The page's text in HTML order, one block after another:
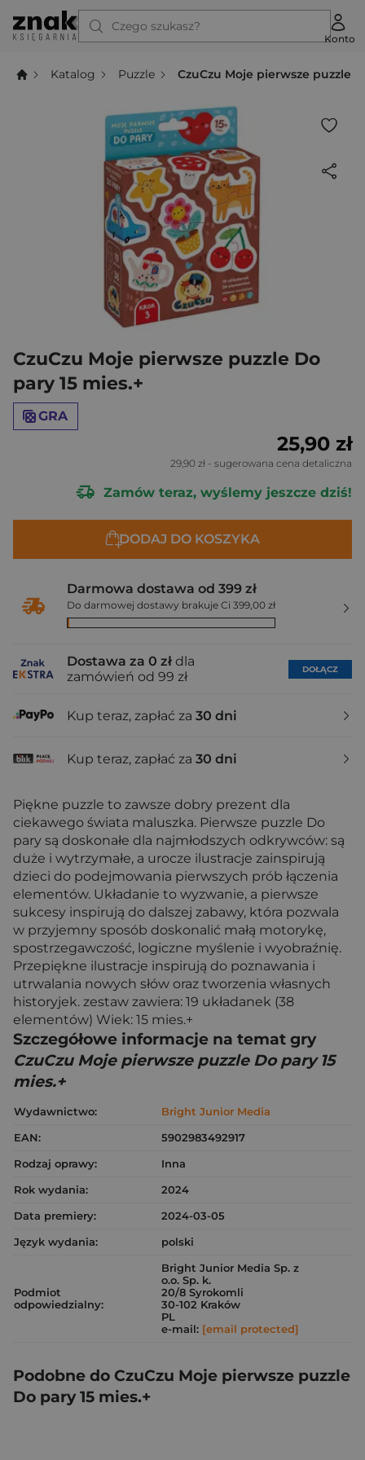
Czego szukasz?
Konto
Katalog Puzzle CzuCzu Moje pierwsze puzzle
CzuCzu Moje pierwsze puzzle Do
pary 15 mies.+
GRA
25,90 zł
29,90 zł - sugerowana cena detaliczna
Zamów teraz, wyślemy jeszcze dziś!
DODAJ DO KOSZYKA
Darmowa dostawa od 399 zł
Do darmowej dostawy brakuje Ci 399,00 zł
Dostawa za 0 zł dla
zamówień od 99 zł
DOŁĄCZ
Kup teraz, zapłać za 30 dni
Kup teraz, zapłać za 30 dni
Piękne puzzle to zawsze dobry prezent dla
ciekawego świata maluszka. Pierwsze puzzle Do
pary są doskonałe dla najmłodszych odkrywców: są
duże i wytrzymałe, a urocze ilustracje zainspirują
dzieci do podejmowania pierwszych prób łączenia
elementów. Układanie to wyzwanie, a pierwsze
sukcesy inspirują do dalszej zabawy, która pozwala
w przyjemny sposób doskonalić małą motorykę,
spostrzegawczość, logiczne myślenie i wyobraźnię.
Przepiękne ilustracje inspirują do poznawania i
utrwalania nowych słów oraz tworzenia własnych
historyjek. zestaw zawiera: 19 układanek (38
elementów) Wiek: 15 mies.+
Szczegółowe informacje na temat gry
CzuCzu Moje pierwsze puzzle Do pary 15
mies.+
Wydawnictwo:
Bright Junior Media
EAN:
5902983492917
Rodzaj oprawy:
Inna
Rok wydania:
2024
Data premiery:
2024-03-05
Język wydania:
polski
Podmiot
odpowiedzialny:
Bright Junior Media Sp. z
o.o. Sp. k.
20/8 Syrokomli
30-102 Kraków
PL
e-mail: [email protected]
Podobne do CzuCzu Moje pierwsze puzzle
Do pary 15 mies.+